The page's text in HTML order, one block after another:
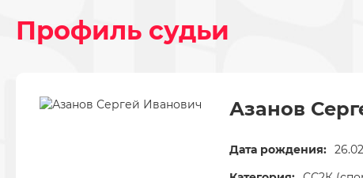
Профиль судьи
Азанов
Дата рождения: